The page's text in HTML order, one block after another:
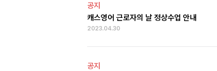
공지
캐스영어 근로자의 날 정상수업 안내
2023.04.30
공지